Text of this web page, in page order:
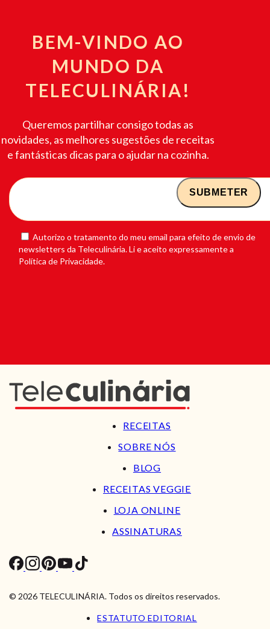
BEM-VINDO AO
MUNDO DA
TELECULINÁRIA!
Queremos partilhar consigo todas as
novidades, as melhores sugestões de receitas
e fantásticas dicas para o ajudar na cozinha.
Autorizo o tratamento do meu email para efeito de envio de
newsletters da Teleculinária. Li e aceito expressamente a
Política de Privacidade.
RECEITAS
SOBRE NÓS
BLOG
RECEITAS VEGGIE
LOJA ONLINE
ASSINATURAS
© 2026 TELECULINÁRIA. Todos os direitos reservados.
ESTATUTO EDITORIAL